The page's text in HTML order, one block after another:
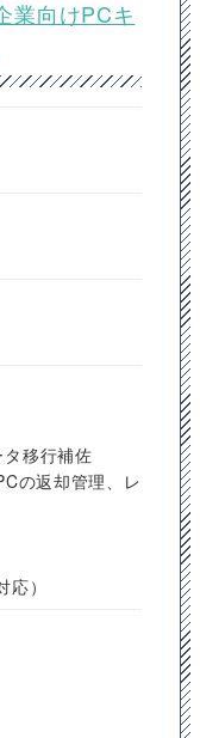
業向けPCキ
移行補佐
の返却管理、レ
）